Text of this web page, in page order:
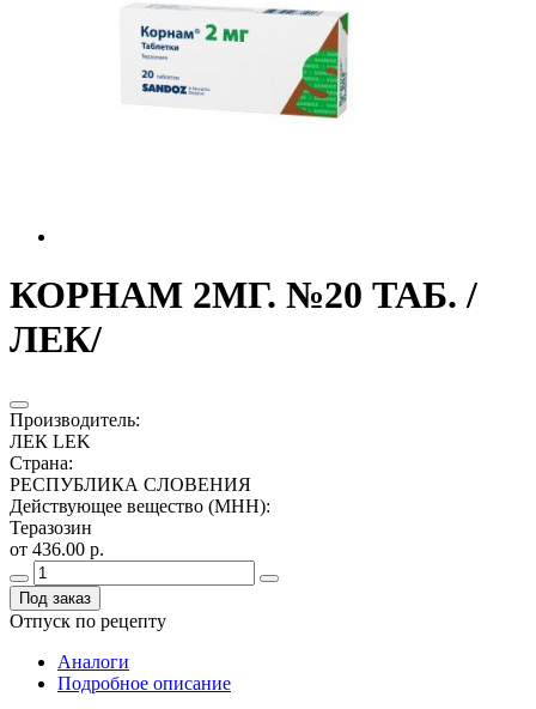
КОРНАМ 2МГ. №20 ТАБ. /
ЛЕК/
Производитель:
ЛЕК LEK
Страна:
РЕСПУБЛИКА СЛОВЕНИЯ
Действующее вещество (МНН):
Теразозин
от 436.00 р.
Под заказ
Отпуск по рецепту
Аналоги
Подробное описание